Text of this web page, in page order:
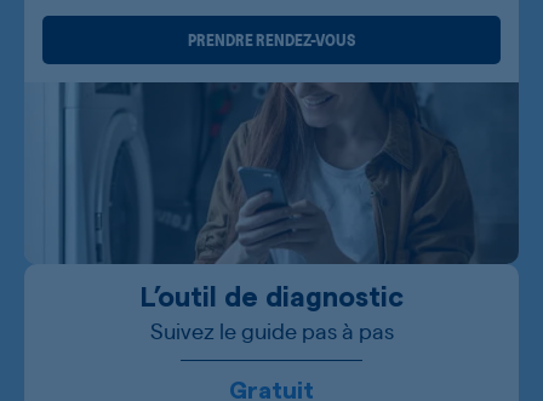
PRENDRE RENDEZ-VOUS
L’outil de diagnostic
Suivez le guide pas à pas
Gratuit